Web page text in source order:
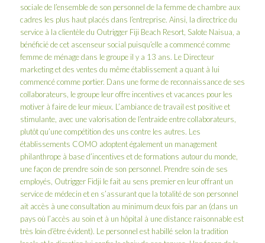
sociale de l’ensemble de son personnel de la femme de chambre aux
cadres les plus haut placés dans l’entreprise. Ainsi, la directrice du
service à la clientèle du Outrigger Fiji Beach Resort, Salote Naisua, a
bénéficié de cet ascenseur social puisqu’elle a commencé comme
femme de ménage dans le groupe il y a 13 ans. Le Directeur
marketing et des ventes du même établissement a quant à lui
commencé comme portier. Dans une forme de reconnaissance de ses
collaborateurs, le groupe leur offre incentives et vacances pour les
motiver à faire de leur mieux. L’ambiance de travail est positive et
stimulante, avec une valorisation de l’entraide entre collaborateurs,
plutôt qu’une compétition des uns contre les autres. Les
établissements COMO adoptent également un management
philanthrope à base d’incentives et de formations autour du monde,
une façon de prendre soin de son personnel. Prendre soin de ses
employés, Outrigger Fidji le fait au sens premier en leur offrant un
service de médecin et en s’assurant que la totalité de son personnel
ait accès à une consultation au minimum deux fois par an (dans un
pays où l’accès au soin et à un hôpital à une distance raisonnable est
très loin d’être évident). Le personnel est habillé selon la tradition